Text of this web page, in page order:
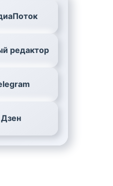
редактор
Дзен